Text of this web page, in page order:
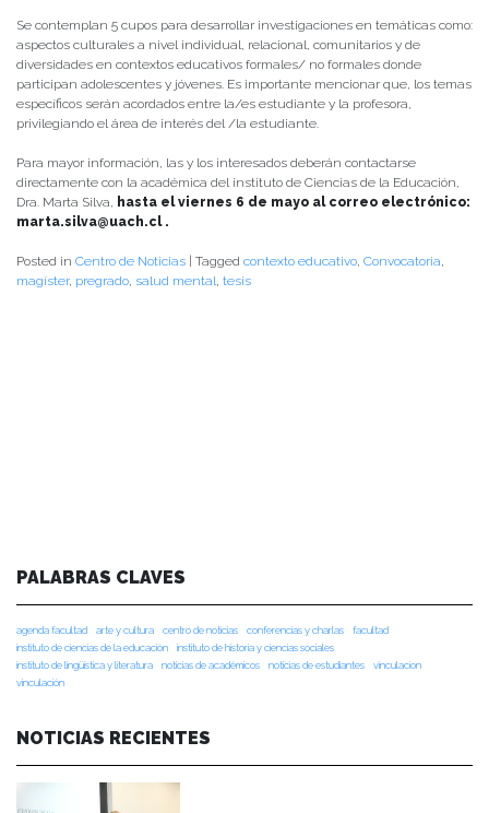
Se contemplan 5 cupos para desarrollar investigaciones en temáticas como:
aspectos culturales a nivel individual, relacional, comunitarios y de
diversidades en contextos educativos formales/ no formales donde
participan adolescentes y jóvenes. Es importante mencionar que, los temas
específicos serán acordados entre la/es estudiante y la profesora,
privilegiando el área de interés del /la estudiante.
Para mayor información, las y los interesados deberán contactarse
directamente con la académica del instituto de Ciencias de la Educación,
Dra. Marta Silva, hasta el viernes 6 de mayo al correo electrónico:
marta.silva@uach.cl .
Posted in Centro de Noticias Tagged contexto educativo, Convocatoria,
magíster, pregrado, salud mental, tesis
PALABRAS CLAVES
agenda facultad arte y cultura centro de noticias conferencias y charlas
facultad
instituto de ciencias de la educación
instituto de historia y ciencias sociales
instituto de lingüística y literatura
noticias de académicos noticias de estudiantes
vinculacion
vinculación
NOTICIAS RECIENTES